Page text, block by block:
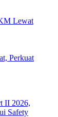
Lewat
Perkuat
II 2026,
Safety